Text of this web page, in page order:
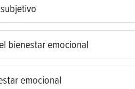
bienestar emocional
emocional